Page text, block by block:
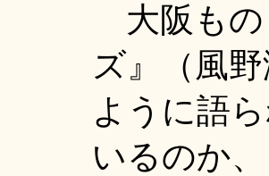
大阪もの
ズ』（風
ように語
いるのか